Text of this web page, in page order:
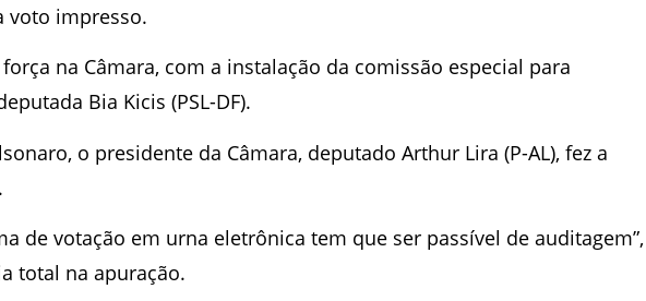
voto impresso.
na Câmara, com a instalação da comissão especial para
Bia Kicis (PSL-DF).
o presidente da Câmara, deputado Arthur Lira (P-AL), fez a
de votação em urna eletrônica tem que ser passível de auditagem”,
total na apuração.